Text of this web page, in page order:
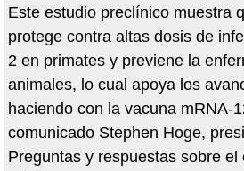
Este estudio preclínico muestra
protege contra altas dosis de
2 en primates y previene la
animales, lo cual apoya los
haciendo con la vacuna mRNA-
comunicado Stephen Hoge,
Preguntas y respuestas sobre el